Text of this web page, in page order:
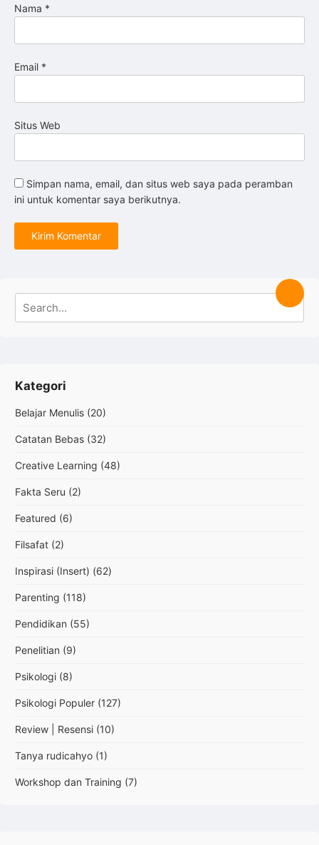
Nama *
Email *
Situs Web
Simpan nama, email, dan situs web saya pada peramban
ini untuk komentar saya berikutnya.
for:
Kategori
Belajar Menulis (20)
Catatan Bebas (32)
Creative Learning (48)
Fakta Seru (2)
Featured (6)
Filsafat (2)
Inspirasi (Insert) (62)
Parenting (118)
Pendidikan (55)
Penelitian (9)
Psikologi (8)
Psikologi Populer (127)
Review | Resensi (10)
Tanya rudicahyo (1)
Workshop dan Training (7)